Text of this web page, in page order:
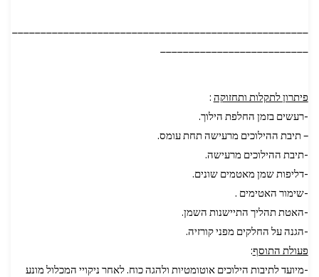
פיתרון לתקלות ותחזוקה :
-רעשים בזמן החלפת הילוך.
– תיבת ההילוכים מרעישה תחת עומס.
-תיבת ההילוכים מרעישה.
-דליפות שמן מאטמים שונים.
-שימור האטימים .
-האטת תהליך התיישנות השמן.
-הגנה על החלקים מפני קורזיה.
פעולת התוסף:
-מיועד לתיבות הילוכים אוטומטיות ולהגה כוח. לאחר ניקויי המכלול מונע